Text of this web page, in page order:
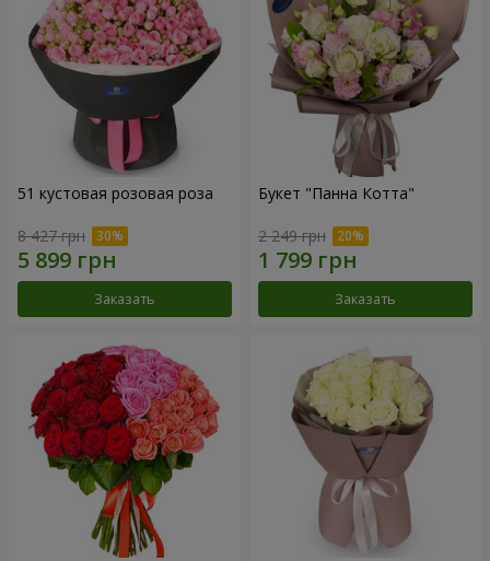
51 кустовая розовая роза
8 427 грн
Заказать
Букет "Панна Котта"
2 249 грн
Заказать